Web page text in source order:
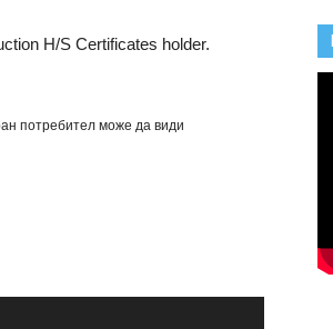
H/S Certificates holder.
потребител може да види